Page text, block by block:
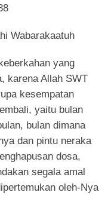
Wabarakaatuh
yang
karena Allah SWT
kesempatan
yaitu bulan
bulan dimana
dan pintu neraka
dosa,
segala amal
oleh-Nya